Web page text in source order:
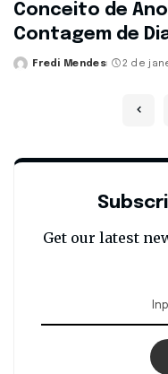
Conceito de
Contagem de
Posted
Fredi Mendes 2 de
Get our latest